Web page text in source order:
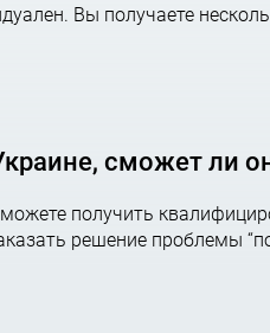
Вы получаете
сможет ли
получить
решение проблемы